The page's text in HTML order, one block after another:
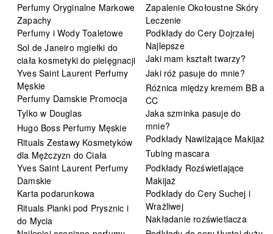
Perfumy Oryginalne Markowe
Zapachy
Perfumy i Wody Toaletowe
Sol de Janeiro mgiełki do
ciała kosmetyki do pielęgnacji
Yves Saint Laurent Perfumy
Męskie
Perfumy Damskie Promocja
Tylko w Douglas
Hugo Boss Perfumy Męskie
Rituals Zestawy Kosmetyków
dla Mężczyzn do Ciała
Yves Saint Laurent Perfumy
Damskie
Karta podarunkowa
Rituals Pianki pod Prysznic i
do Mycia
Zapalenie Okołoustne Skóry
Leczenie
Podkłady do Cery Dojrzałej
Najlepsze
Jaki mam kształt twarzy?
Jaki róż pasuje do mnie?
Różnica między kremem BB a
CC
Jaka szminka pasuje do
mnie?
Podkłady Nawilżające Makijaż
Tubing mascara
Podkłady Rozświetlające
Makijaż
Podkłady do Cery Suchej i
Wrażliwej
Nakładanie rozświetlacza